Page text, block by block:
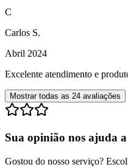
C
Carlos S.
Abril 2024
Excelente atendimento e
Mostrar todas as 24 avaliações
Sua opinião nos ajuda a
Gostou do nosso serviço?